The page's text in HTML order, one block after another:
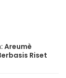
Areumè
Riset